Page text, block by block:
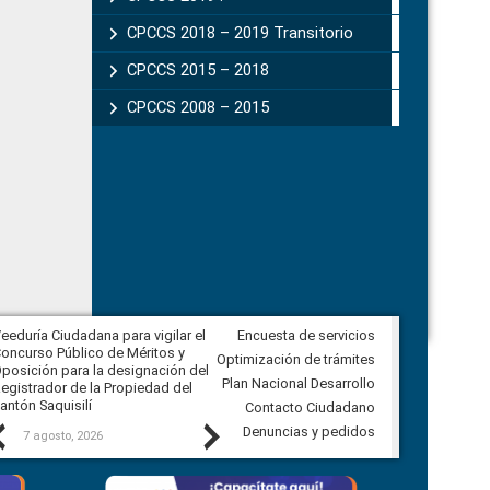
CPCCS 2018 – 2019 Transitorio
CPCCS 2015 – 2018
CPCCS 2008 – 2015
Previous
Ciudadana para vigilar el
Público de Méritos y
para la designación del
de la Propiedad del
Saquisilí
7 agosto, 2026
Veeduría Ciudadana para vigilar la
construcción del asfaltado de
Ballenita del cantón Santa Elena
7 agosto, 2026
Next
Encuesta de servicios
Optimización de trámites
Plan Nacional Desarrollo
Contacto Ciudadano
Denuncias y pedidos